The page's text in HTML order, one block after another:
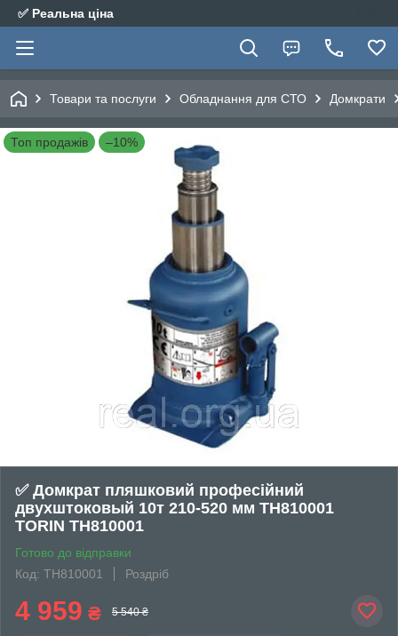
✅ Реальна ціна
Товари та послуги Обладнання для СТО Домкрати
Топ продажів –10%
✅ Домкрат пляшковий професійний
двухштоковый 10т 210-520 мм TH810001
TORIN TH810001
Готово до відправки
Код: TH810001
Роздріб
4 959 ₴ 5 540 ₴